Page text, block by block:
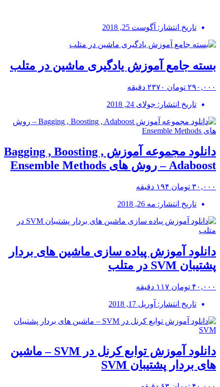
تاریخ انتشار: آگوست 25, 2018
بسته جامع آموزش یادگیری ماشین در متلب
۲۹۰,۰۰۰ تومان ۲۳۷۰ دقیقه
تاریخ انتشار: جولای 24, 2018
دانلود مجموعه آموزش Bagging , Boosting ,
Adaboost – روش های Ensemble Methods
۳۰,۰۰۰ تومان ۱۹۴ دقیقه
تاریخ انتشار: مه 26, 2018
دانلود آموزش پیاده سازی ماشین های بردار
پشتیبان SVM در متلب
۴۰,۰۰۰ تومان ۱۱۷ دقیقه
تاریخ انتشار: آوریل 17, 2018
دانلود آموزش توابع کرنل در SVM – ماشین
های بردار پشتیبان SVM